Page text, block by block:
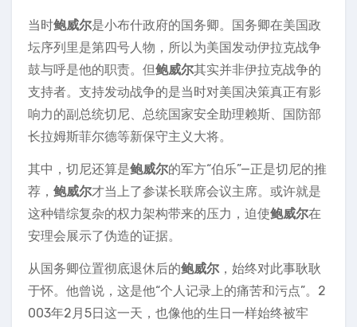
当时鲍威尔是小布什政府的国务卿。国务卿在美国政
坛序列里是第四号人物，所以为美国发动伊拉克战争
鼓与呼是他的职责。但鲍威尔其实并非伊拉克战争的
支持者。支持发动战争的是当时对美国决策真正有影
响力的副总统切尼、总统国家安全助理赖斯、国防部
长拉姆斯菲尔德等新保守主义大将。
其中，切尼还算是鲍威尔的军方“伯乐”—正是切尼的推
荐， 鲍威尔才当上了参谋长联席会议主席。或许就是
这种错综复杂的权力架构带来的压力，迫使鲍威尔在
安理会展示了伪造的证据。
从国务卿位置彻底退休后的鲍威尔 ，始终对此事耿耿
于怀。他曾说，这是他“个人记录上的痛苦和污点”。2
003年2月5日这一天，也像他的生日一样始终被牢